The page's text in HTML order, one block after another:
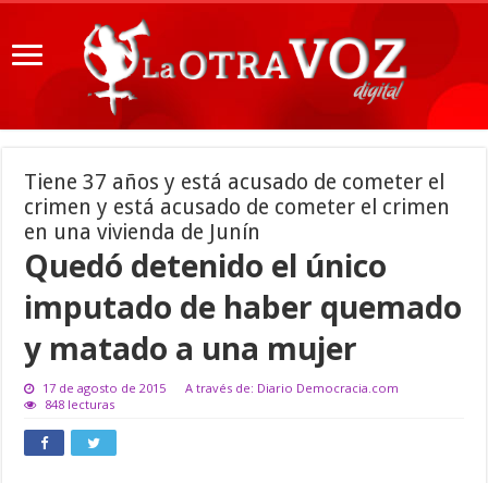
Tiene 37 años y está acusado de cometer el
crimen y está acusado de cometer el crimen
en una vivienda de Junín
Quedó detenido el único
imputado de haber quemado
y matado a una mujer
17 de agosto de 2015
A través de: Diario Democracia.com
848 lecturas